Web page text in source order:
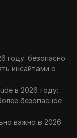
году: безопасно
инсайтами о
в 2026 году:
безопасное
важно в 2026